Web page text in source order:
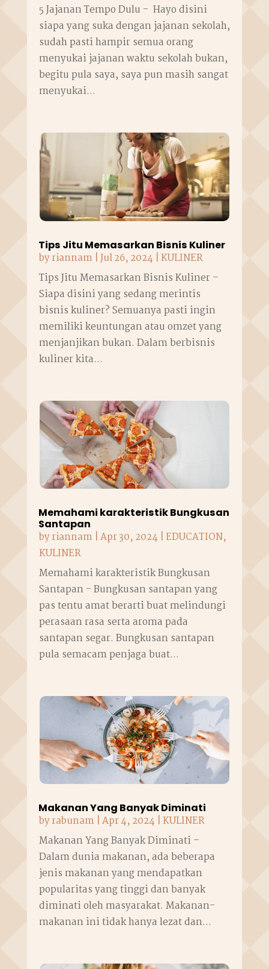
5 Jajanan Tempo Dulu - Hayo disini
siapa yang suka dengan jajanan sekolah,
sudah pasti hampir semua orang
menyukai jajanan waktu sekolah bukan,
begitu pula saya, saya pun masih sangat
menyukai...
Tips Jitu Memasarkan Bisnis Kuliner
byriannam|Jul 26, 2024 |KULINER
Tips Jitu Memasarkan Bisnis Kuliner –
Siapa disini yang sedang merintis
bisnis kuliner? Semuanya pasti ingin
memiliki keuntungan atau omzet yang
menjanjikan bukan. Dalam berbisnis
kuliner kita...
Memahami karakteristik Bungkusan
Santapan
byriannam|Apr 30, 2024 | EDUCATION,
KULINER
Memahami karakteristik Bungkusan
Santapan - Bungkusan santapan yang
pas tentu amat berarti buat melindungi
perasaan rasa serta aroma pada
santapan segar. Bungkusan santapan
pula semacam penjaga buat...
Makanan Yang Banyak Diminati
byrabunam|Apr 4, 2024 |KULINER
Makanan Yang Banyak Diminati –
Dalam dunia makanan, ada beberapa
jenis makanan yang mendapatkan
popularitas yang tinggi dan banyak
diminati oleh masyarakat. Makanan-
makanan ini tidak hanya lezat dan...